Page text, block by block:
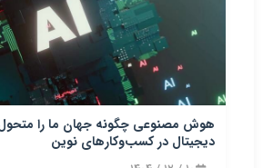
هوش مصنوعی چگونه جهان ما را
دیجیتال در کسب‌وکارهای نوین